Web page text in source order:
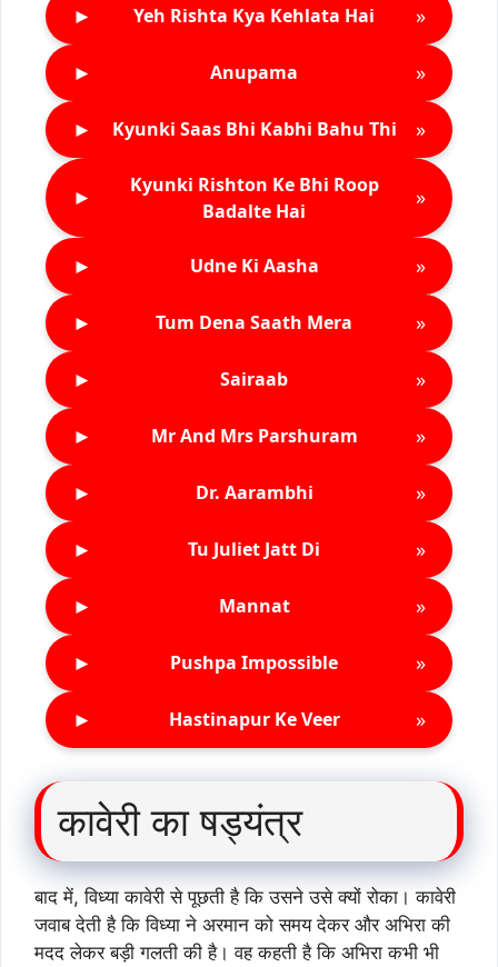
► Yeh Rishta Kya Kehlata Hai »
► Anupama »
► Kyunki Saas Bhi Kabhi Bahu Thi »
►
Kyunki Rishton Ke Bhi Roop
Badalte Hai
»
► Udne Ki Aasha »
► Tum Dena Saath Mera »
► Sairaab »
► Mr And Mrs Parshuram »
► Dr. Aarambhi »
► Tu Juliet Jatt Di »
► Mannat »
► Pushpa Impossible »
► Hastinapur Ke Veer »
कावेरी का षड्यंत्र
बाद में, विध्या कावेरी से पूछती है कि उसने उसे क्यों रोका। कावेरी
जवाब देती है कि विध्या ने अरमान को समय देकर और अभिरा की
मदद लेकर बड़ी गलती की है। वह कहती है कि अभिरा कभी भी